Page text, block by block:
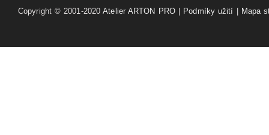
Copyright © 2001-2020Atelier ARTON PRO| Podmíky užití Mapa